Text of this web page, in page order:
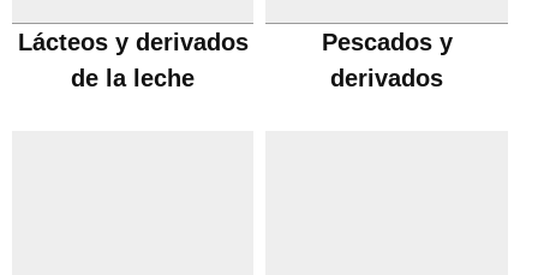
Lácteos y derivados
de la leche
Pescados y
derivados